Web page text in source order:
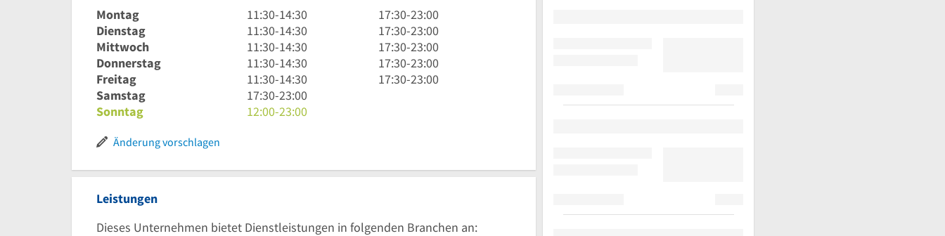
Montag
11
Uhr
30
bis
14
Uhr
30
11:30-14:30
17
Uhr
30
bis
23
17:30-23:00
Dienstag
11
Uhr
30
bis
14
Uhr
11:30-14:30
17
Uhr
30
bis
17:30-23:00
Mittwoch
11
Uhr
30
bis
14
11:30-14:30
17
Uhr
30
17:30-23:00
Donnerstag
11
Uhr
30
bis
11:30-14:30
17
Uhr
17:30-23:00
Freitag
11
Uhr
30
30
11:30-14:30
17
17:30-23:00
Samstag
17
Uhr
Uhr
17:30-23:00
Sonntag
12
Uhr
12:00-23:00
Änderung vorschlagen
Leistungen
Dieses Unternehmen bietet Dienstleistungen in folgenden Branchen an: